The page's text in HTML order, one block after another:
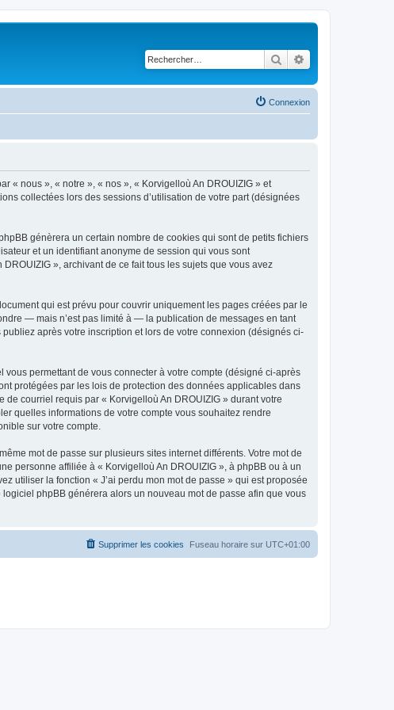
Rechercher
Connexion
« nous », « notre », « nos », « Korvigelloù An DROUIZIG » et
collectées lors des sessions d’utilisation de votre part (désignées
génèrera un certain nombre de cookies qui sont de petits fichiers
et un identifiant anonyme de session qui vous sont
», archivant de ce fait tous les sujets que vous avez
qui est prévu pour couvrir uniquement les pages créées par le
— mais n’est pas limité à — la publication de messages en tant
après votre inscription et lors de votre connexion (désignés ci-
permettant de vous connecter à votre compte (désigné ci-après
protégées par les lois de protection des données applicables dans
courriel requis par « Korvigelloù An DROUIZIG » durant votre
quelles informations de votre compte vous souhaitez rendre
sur votre compte.
mot de passe sur plusieurs sites internet différents. Votre mot de
personne affiliée à « Korvigelloù An DROUIZIG », à phpBB ou à un
utiliser la fonction « J’ai perdu mon mot de passe » qui est proposée
phpBB générera alors un nouveau mot de passe afin que vous
Fuseau horaire sur UTC+01:00
Supprimer les cookies